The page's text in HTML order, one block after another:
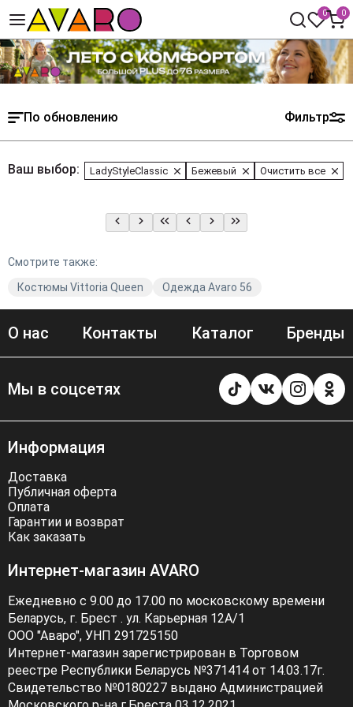
0 0
По обновлению Фильтр
Ваш выбор: LadyStyleClassic Бежевый Очистить все
Смотрите также:
Костюмы Vittoria Queen
Одежда Avaro 56
О нас Контакты Каталог Бренды
Мы в соцсетях
Информация
Доставка
Публичная оферта
Оплата
Гарантии и возврат
Как заказать
Интернет-магазин AVARO
Ежедневно с 9.00 до 17.00 по московскому времени
Беларусь, г. Брест . ул. Карьерная 12А/1
ООО "Аваро", УНП 291725150
Интернет-магазин зарегистрирован в Торговом
реестре Республики Беларусь №371414 от 14.03.17г.
Свидетельство №0180227 выдано Администрацией